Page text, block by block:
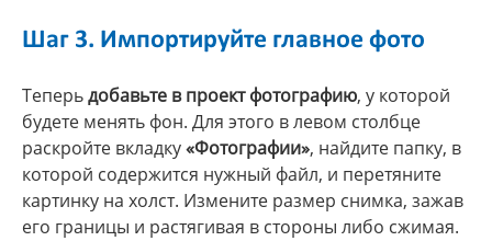
Шаг 3. Импортируйте главное фото
Теперьдобавьте в проект фотографию, у которой
будете менять фон. Для этого в левом столбце
раскройте вкладку«Фотографии», найдите папку, в
которой содержится нужный файл, и перетяните
картинку на холст. Измените размер снимка, зажав
его границы и растягивая в стороны либо сжимая.